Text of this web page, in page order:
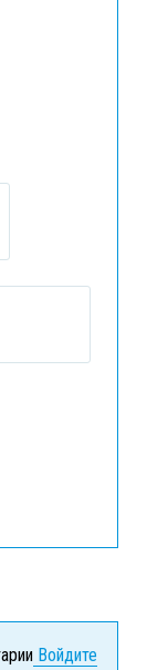
Войдите